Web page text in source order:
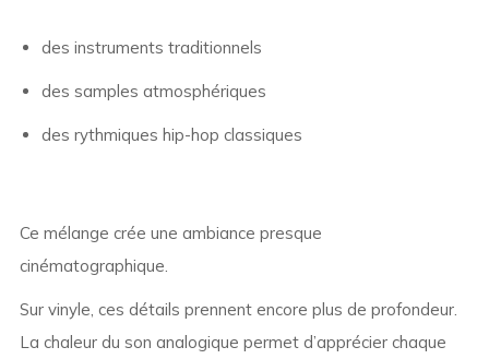
des instruments traditionnels
des samples atmosphériques
des rythmiques hip-hop classiques
Ce mélange crée une ambiance presque
cinématographique.
Sur vinyle, ces détails prennent encore plus de profondeur.
La chaleur du son analogique permet d’apprécier chaque